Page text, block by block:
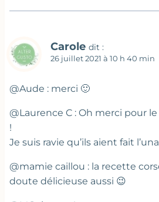
Carole dit :
26 juillet 2021 à 10 h 40 min
@Aude : merci 🙂
@Laurence C : Oh merci pour
!
Je suis ravie qu’ils aient fait
@mamie caillou : la recette
doute délicieuse aussi 😉